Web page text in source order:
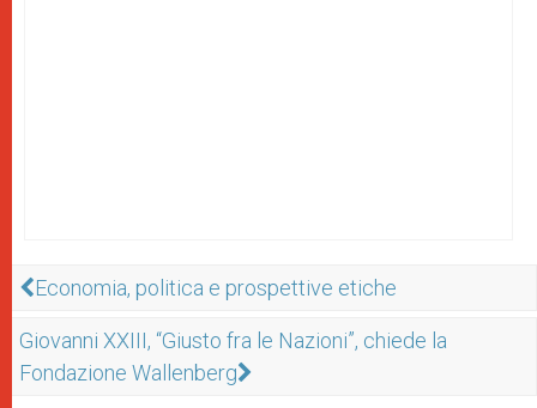
Economia, politica e prospettive etiche
Giovanni XXIII, “Giusto fra le Nazioni”, chiede la
Fondazione Wallenberg